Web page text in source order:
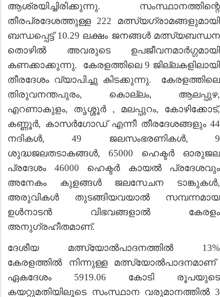
ആശ്രയിച്ചിരിക്കുന്നു. സംസ്ഥാനത്തിന്റെ
തീരപ്രദേശത്തുള്ള 222 മത്സ്യഗ്രാമങ്ങളുമായി
ബന്ധപ്പെട്ട് 10.29 ലക്ഷം ജനങ്ങൾ‍ മത്സ്യബന്ധന
തൊഴി‍ല്‍ അവരുടെ ഉപജീവനമാര്‍ഗ്ഗമായി
കണക്കാക്കുന്നു. കേരളത്തിലെ 9 ജില്ലകളിലായി
തീരദേശം വ്യാപിച്ചു കിടക്കുന്നു. കേരളത്തിലെ
തിരുവനന്തപുരം, കൊല്ലം, ആലപ്പുഴ,
എറണാകുളം, തൃശ്ശൂര്‍ , മലപ്പുറം, കോഴിക്കോട്,
കണ്ണൂര്‍, കാസര്‍ഗോഡ് എന്നീ തീരദേശങ്ങളും 44
നദികള്‍, 49 ജലസംഭരണികള്‍, 9
ശുദ്ധജലതടാകങ്ങള്‍, 65000 ഹെക്ടർ ഓരുജല
പ്രദേശം 46000 ഹെക്ടര്‍ കായ‍ൽ പ്രദേശവും
അനേകം കുളങ്ങ‍ള്‍ ജലസേചന ടാങ്കുകള്‍,
അരുവികൾ തുടങ്ങിയവയാൽ സമ്പന്നമായ
ഉള്‍നാടൻ വിഭവങ്ങളാൽ കേരളം
അനുഗ്രഹീതമാണ്.
ദേശീയ മത്സ്യോല്‍പാദനത്തിൽ 13%
കേരളത്തിൽ നിന്നുള്ള മത്സ്യോല്‍പാദനമാണ്
ഏകദേശം 5919.06 കോടി രൂപയുടെ
കയറ്റുമതിയിലൂടെ സംസ്ഥാന വരുമാനത്തിൽ 3